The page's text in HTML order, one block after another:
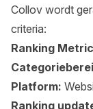
Collov wordt
criteria:
Ranking
Platform:
Ranking